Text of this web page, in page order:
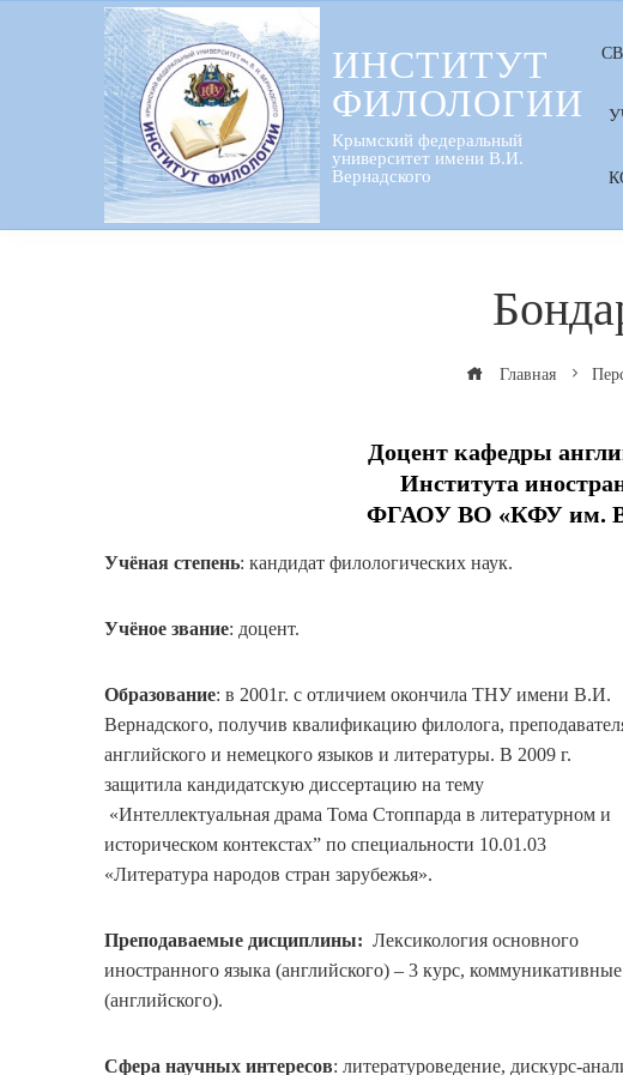
ИНСТИТУТ
ФИЛОЛОГИИ
Крымский федеральный
университет имени В.И.
Вернадского
Главная
Доцент кафедры
Института
ФГАОУ ВО «КФУ им.
Учёная степень: кандидат филологических наук.
Учёное звание: доцент.
Образование: в 2001г. с отличием окончила ТНУ имени В.И.
Вернадского, получив квалификацию филолога,
английского и немецкого языков и литературы. В 2009 г.
защитила кандидатскую диссертацию на тему
«Интеллектуальная драма Тома Стоппарда в литературном и
историческом контекстах” по специальности 10.01.03
«Литература народов стран зарубежья».
Преподаваемые дисциплины: Лексикология основного
иностранного языка (английского) – 3 курс,
(английского).
Сфера научных интересов: литературоведение, дискурс-